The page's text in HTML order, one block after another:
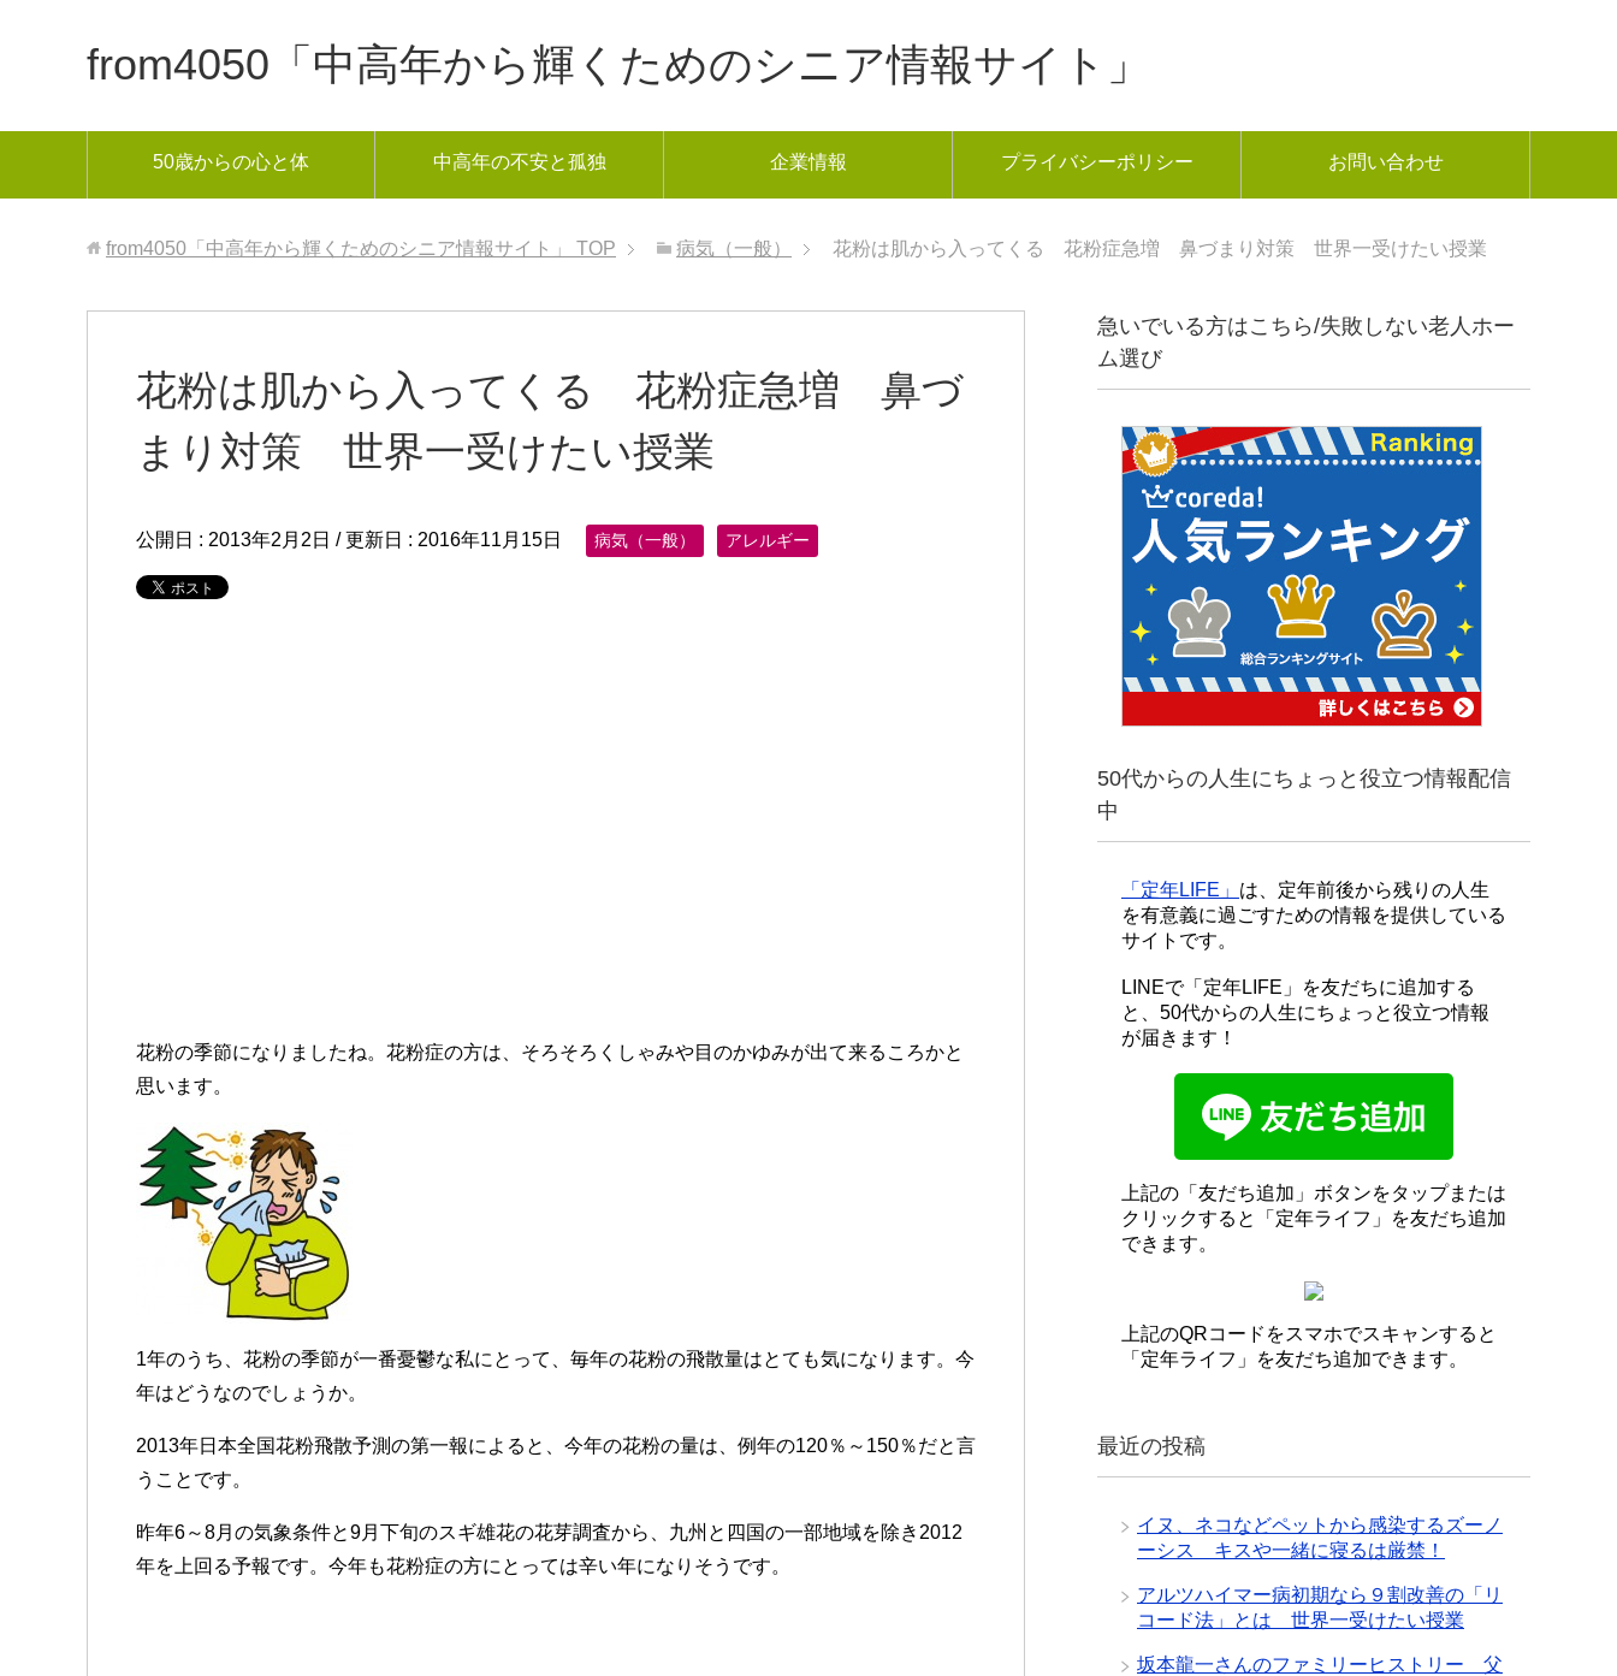
from4050「中高年から輝くためのシニア情報サイト」
50歳からの心と体 中高年の不安と孤独 企業情報 プライバシーポリシー お問い合わせ
from4050「中高年から輝くためのシニア情報サイト」 TOP 病気（一般） 花粉は肌から入ってくる 花粉症急増 鼻づまり対策 世界一受けたい授業
花粉は肌から入ってくる 花粉症急増 鼻づ
まり対策 世界一受けたい授業
公開日 : 2013年2月2日 / 更新日 : 2016年11月15日 病気（一般） アレルギー
花粉の季節になりましたね。花粉症の方は、そろそろくしゃみや目のかゆみが出て来るころかと
思います。
1年のうち、花粉の季節が一番憂鬱な私にとって、毎年の花粉の飛散量はとても気になります。今
年はどうなのでしょうか。
2013年日本全国花粉飛散予測の第一報によると、今年の花粉の量は、例年の120％～150％だと言
うことです。
昨年6～8月の気象条件と9月下旬のスギ雄花の花芽調査から、九州と四国の一部地域を除き2012
年を上回る予報です。今年も花粉症の方にとっては辛い年になりそうです。
急いでいる方はこちら/失敗しない老人ホー
ム選び
50代からの人生にちょっと役立つ情報配信
中
「定年LIFE」 は、定年前後から残りの人生
を有意義に過ごすための情報を提供している
サイトです。
LINEで「定年LIFE」を友だちに追加する
と、50代からの人生にちょっと役立つ情報
が届きます！
上記の「友だち追加」ボタンをタップまたは
クリックすると「定年ライフ」を友だち追加
できます。
上記のQRコードをスマホでスキャンすると
「定年ライフ」を友だち追加できます。
最近の投稿
イヌ、ネコなどペットから感染するズーノ
ーシス キスや一緒に寝るは厳禁！
アルツハイマー病初期なら９割改善の「リ
コード法」とは 世界一受けたい授業
坂本龍一さんのファミリーヒストリー 父